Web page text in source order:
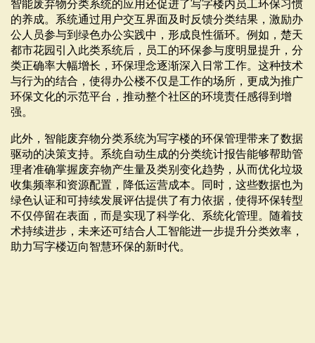
智能废弃物分类系统的应用还促进了写字楼内员工环保习惯
的养成。系统通过用户交互界面及时反馈分类结果，激励办
公人员参与到绿色办公实践中，形成良性循环。例如，楚天
都市花园引入此类系统后，员工的环保参与度明显提升，分
类正确率大幅增长，环保理念逐渐深入日常工作。这种技术
与行为的结合，使得办公楼不仅是工作的场所，更成为推广
环保文化的示范平台，推动整个社区的环境责任感得到增
强。
此外，智能废弃物分类系统为写字楼的环保管理带来了数据
驱动的决策支持。系统自动生成的分类统计报告能够帮助管
理者准确掌握废弃物产生量及类别变化趋势，从而优化垃圾
收集频率和资源配置，降低运营成本。同时，这些数据也为
绿色认证和可持续发展评估提供了有力依据，使得环保转型
不仅停留在表面，而是实现了科学化、系统化管理。随着技
术持续进步，未来还可结合人工智能进一步提升分类效率，
助力写字楼迈向智慧环保的新时代。